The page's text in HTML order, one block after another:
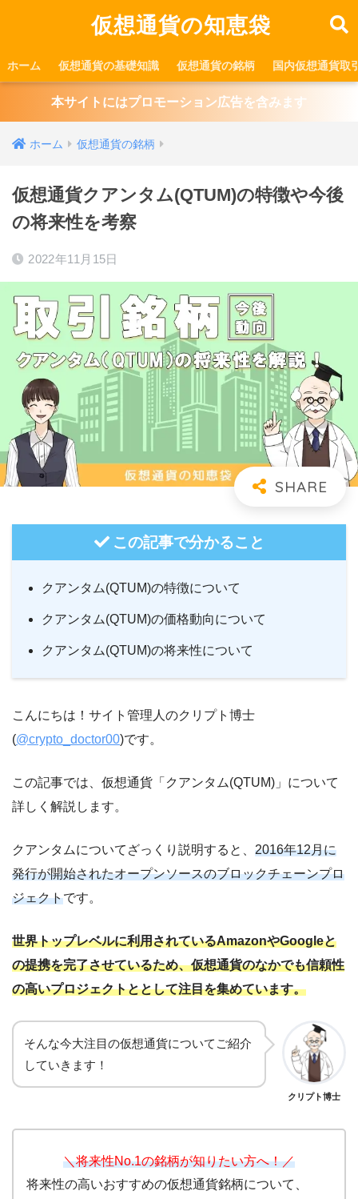
仮想通貨の知恵袋
ホーム 仮想通貨の基礎知識 仮想通貨の銘柄 国内仮想通貨取
本サイトにはプロモーション広告を含みます
ホーム 仮想通貨の銘柄
仮想通貨クアンタム(QTUM)の特徴や今後
の将来性を考察
2022年11月15日
この記事で分かること
クアンタム(QTUM)の特徴について
クアンタム(QTUM)の価格動向について
クアンタム(QTUM)の将来性について
こんにちは！サイト管理人のクリプト博士
(@crypto_doctor00)です。
この記事では、仮想通貨「クアンタム(QTUM)」について
詳しく解説します。
クアンタムについてざっくり説明すると、 2016年12月に
発行が開始されたオープンソースのブロックチェーンプロ
ジェクトです。
世界トップレベルに利用されているAmazonやGoogleと
の提携を完了させているため、仮想通貨のなかでも信頼性
の高いプロジェクトととして注目を集めています。
そんな今大注目の仮想通貨についてご紹介
していきます！
クリプト博士
＼将来性No.1の銘柄が知りたい方へ！／
将来性の高いおすすめの仮想通貨銘柄について、